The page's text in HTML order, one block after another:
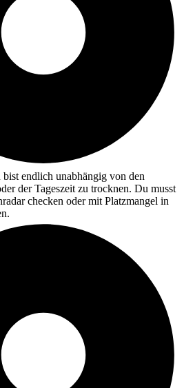
bist endlich unabhängig von den
der Tageszeit zu trocknen. Du musst
checken oder mit Platzmangel in